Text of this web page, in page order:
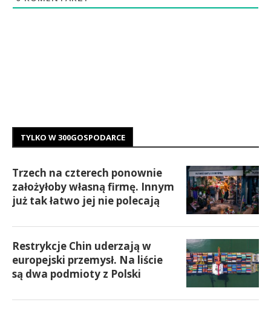
TYLKO W 300GOSPODARCE
Trzech na czterech ponownie
założyłoby własną firmę. Innym
już tak łatwo jej nie polecają
Restrykcje Chin uderzają w
europejski przemysł. Na liście
są dwa podmioty z Polski